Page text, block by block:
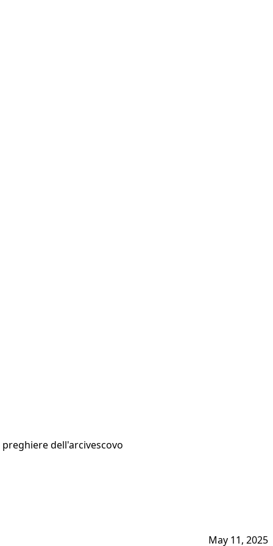
dell'arcivescovo
May 11, 2025